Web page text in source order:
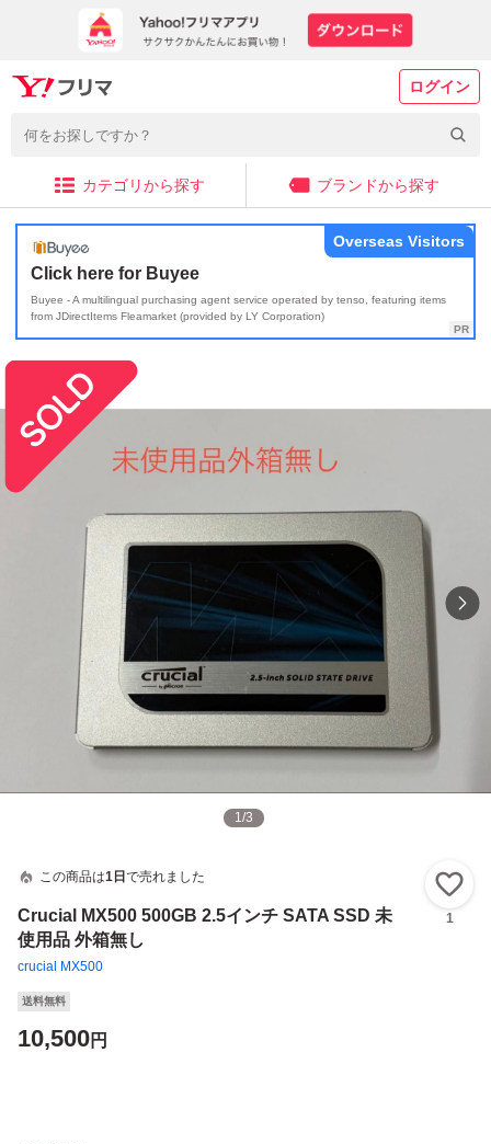
ログイン
カテゴリから探す ブランドから探す
Click here for Buyee
Buyee - A multilingual purchasing agent service operated by tenso, featuring items
from JDirectItems Fleamarket (provided by LY Corporation)
Overseas Visitors
1/3
この商品は1日 で売れました
Crucial MX500 500GB 2.5インチ SATA SSD 未
使用品 外箱無し
crucial MX500
1
送料無料
10,500円